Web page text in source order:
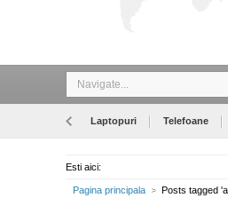
Navigate...
Laptopuri Telefoane
Esti aici:
Pagina principala Posts tagged